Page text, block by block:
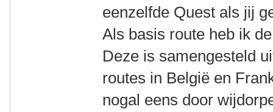
eenzelfde Quest als jij
Als basis route heb ik
Deze is samengesteld
routes in België en
nogal eens door